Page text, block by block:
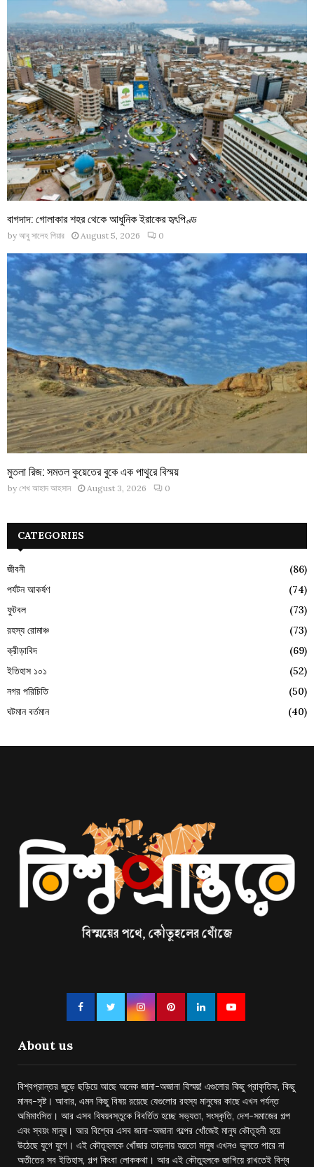
বাগদাদ: গোলাকার শহর থেকে আধুনিক ইরাকের হৃৎপিণ্ড
by আবু সালেহ পিয়ার August 5, 2026 0
মুতলা রিজ: সমতল কুয়েতের বুকে এক পাথুরে বিস্ময়
by শেখ আহাদ আহসান August 3, 2026 0
CATEGORIES
জীবনী
(86)
পর্যটন আকর্ষণ
(74)
ফুটবল
(73)
রহস্য রোমাঞ্চ
(73)
ক্রীড়াবিদ
(69)
ইতিহাস ১০১
(52)
নগর পরিচিতি
(50)
ঘটমান বর্তমান
(40)
About us
বিশ্বপ্রান্তর জুড়ে ছড়িয়ে আছে অনেক জানা-অজানা বিস্ময়! এগুলোর কিছু প্রাকৃতিক, কিছু
মানব-সৃষ্ট। আবার, এমন কিছু বিষয় রয়েছে যেগুলোর রহস্য মানুষের কাছে এখন পর্যন্ত
অমিমাংসিত। আর এসব বিষয়বস্তুকে বিবর্তিত হচ্ছে সভ্যতা, সংস্কৃতি, দেশ-সমাজের গল্প
এবং স্বয়ং মানুষ। আর বিশ্বের এসব জানা-অজানা গল্পের খোঁজেই মানুষ কৌতূহলী হয়ে
উঠেছে যুগে যুগে। এই কৌতূহলকে খোঁজার তাড়নায় হয়তো মানুষ এখনও ভুলতে পারে না
অতীতের সব ইতিহাস, গল্প কিংবা লোককথা। আর এই কৌতুহলকে জাগিয়ে রাখতেই বিশ্ব